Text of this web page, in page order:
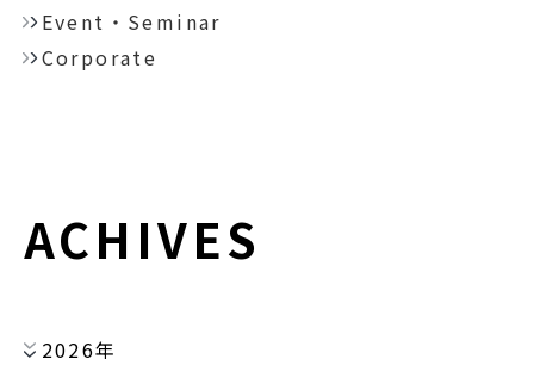
Event・Seminar
Corporate
ACHIVES
2026年